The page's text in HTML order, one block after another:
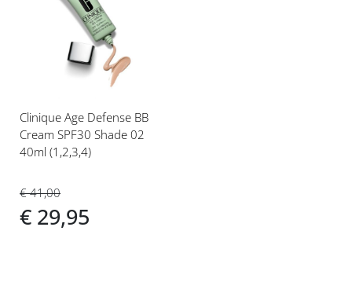
verlanglijst
Clinique Age Defense BB
Cream SPF30 Shade 02
40ml (1,2,3,4)
€ 41,00
€ 29,95